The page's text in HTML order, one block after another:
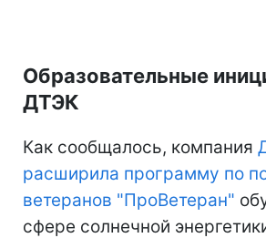
Образовательные
ДТЭК
Как сообщалось, компания
расширила программу по
ветеранов "ПроВетеран"
сфере солнечной